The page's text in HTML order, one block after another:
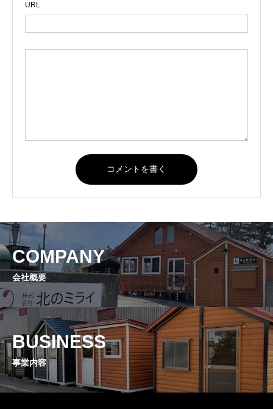
URL
COMPANY
会社概要
BUSINESS
事業内容